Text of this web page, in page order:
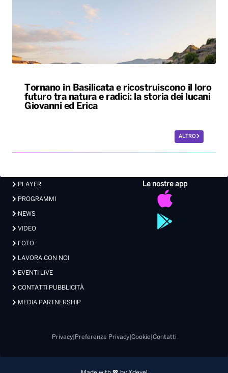
Tornano in Basilicata e ricostruiscono il loro
futuro tra natura e radici: la storia dei lucani
Giovanni ed Erica
ALTRO
Le nostre app
PLAYER
PROGRAMMI
NEWS
VIDEO
FOTO
LAVORA CON NOI
EVENTI LIVE
CONTATTI PUBBLICITÀ
MEDIA PARTNERSHIP
Privacy| Preferenze Privacy| Cookie Contatti